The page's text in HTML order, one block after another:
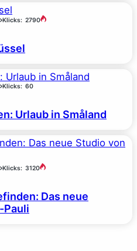
Klicks: 2790
Klicks: 60
Urlaub in Småland
Klicks: 3120
Das neue
Pauli